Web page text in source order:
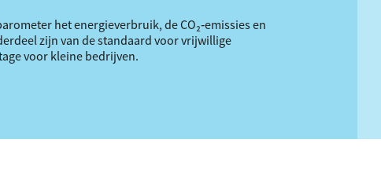
het energieverbruik, de CO₂‑emissies en
zijn van de standaard voor vrijwillige
voor kleine bedrijven.